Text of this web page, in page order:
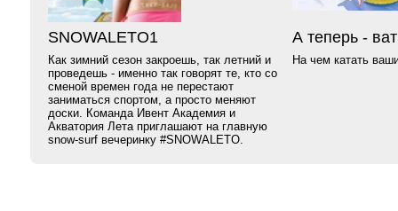
SNOWALETO1
Как зимний сезон закроешь, так летний и
проведешь - именно так говорят те, кто со
сменой времен года не перестают
заниматься спортом, а просто меняют
доски. Команда Ивент Академия и
Акватория Лета приглашают на главную
snow-surf вечеринку #SNOWALETO.
А теперь -
На чем катать